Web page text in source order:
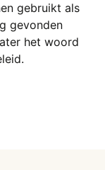
gebruikt als
gevonden
het woord